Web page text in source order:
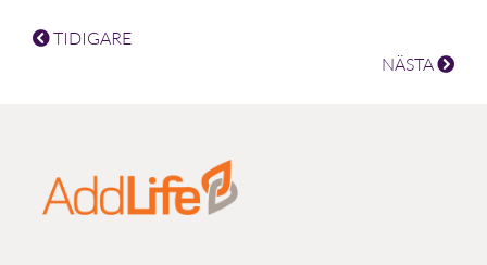
TIDIGARE
NÄSTA